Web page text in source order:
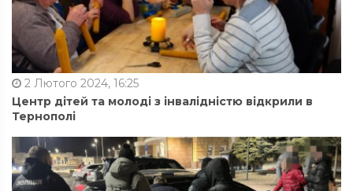
2 Лютого 2024, 16:25
Центр дітей та молоді з інвалідністю відкрили в
Тернополі